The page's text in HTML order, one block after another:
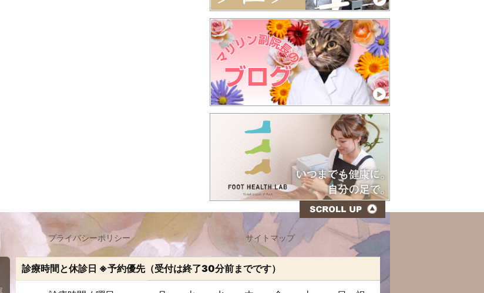
プライバシーポリシー サイトマップ
診療時間と休診日 ※予約優先（受付は終了30分前までです）